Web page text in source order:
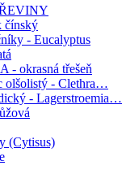
čínský
- Eucalyptus
- okrasná třešeň
olšolistý - Clethra…
- Lagerstroemia…
(Cytisus)